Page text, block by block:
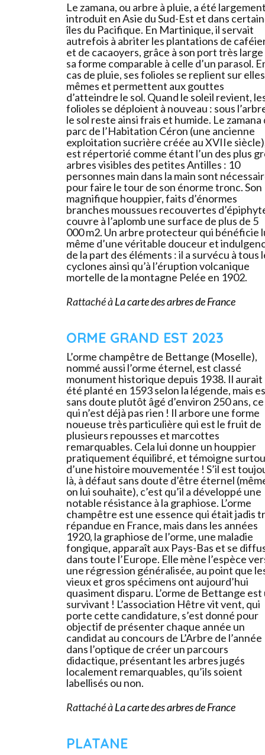
Le zamana, ou arbre à pluie, a été largement
introduit en Asie du Sud-Est et dans
îles du Pacifique. En Martinique, il servait
autrefois à abriter les plantations de
et de cacaoyers, grâce à son port très
sa forme comparable à celle d’un parasol.
cas de pluie, ses folioles se replient sur
mêmes et permettent aux gouttes
d’atteindre le sol. Quand le soleil revient,
folioles se déploient à nouveau : sous
le sol reste ainsi frais et humide. Le zamana
parc de l’Habitation Céron (une ancienne
exploitation sucrière créée au XVIIe
est répertorié comme étant l’un des plus
arbres visibles des petites Antilles : 10
personnes main dans la main sont
pour faire le tour de son énorme tronc. Son
magnifique houppier, faits d’énormes
branches moussues recouvertes
couvre à l’aplomb une surface de plus de 5
000 m2. Un arbre protecteur qui bénéficie
même d’une véritable douceur et
de la part des éléments : il a survécu à tous
cyclones ainsi qu’à l’éruption volcanique
mortelle de la montagne Pelée en 1902.
Rattaché àLa carte des arbres de France
ORME GRAND EST 2023
L’orme champêtre de Bettange (Moselle),
nommé aussi l’orme éternel, est classé
monument historique depuis 1938. Il aurait
été planté en 1593 selon la légende, mais
sans doute plutôt âgé d’environ 250 ans, ce
qui n’est déjà pas rien ! Il arbore une forme
noueuse très particulière qui est le fruit de
plusieurs repousses et marcottes
remarquables. Cela lui donne un houppier
pratiquement équilibré, et témoigne
d’une histoire mouvementée ! S’il est
là, à défaut sans doute d’être éternel
on lui souhaite), c’est qu’il a développé une
notable résistance à la graphiose. L’orme
champêtre est une essence qui était jadis
répandue en France, mais dans les années
1920, la graphiose de l’orme, une maladie
fongique, apparaît aux Pays-Bas et se
dans toute l’Europe. Elle mène l’espèce
une régression généralisée, au point que
vieux et gros spécimens ont aujourd’hui
quasiment disparu. L’orme de Bettange est
survivant ! L’association Hêtre vit vent, qui
porte cette candidature, s’est donné pour
objectif de présenter chaque année un
candidat au concours de L’Arbre de l’année
dans l’optique de créer un parcours
didactique, présentant les arbres jugés
localement remarquables, qu’ils soient
labellisés ou non.
Rattaché àLa carte des arbres de France
PLATANE